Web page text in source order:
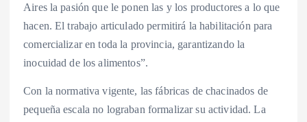
Aires la pasión que le ponen las y los productores a lo que
hacen. El trabajo articulado permitirá la habilitación para
comercializar en toda la provincia, garantizando la
inocuidad de los alimentos”.
Con la normativa vigente, las fábricas de chacinados de
pequeña escala no lograban formalizar su actividad. La